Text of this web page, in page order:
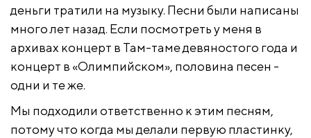
деньги тратили на музыку. Песни были написаны
много лет назад. Если посмотреть у меня в
архивах концерт в Там-таме девяностого года и
концерт в «Олимпийском», половина песен -
одни и те же.
Мы подходили ответственно к этим песням,
потому что когда мы делали первую пластинку,